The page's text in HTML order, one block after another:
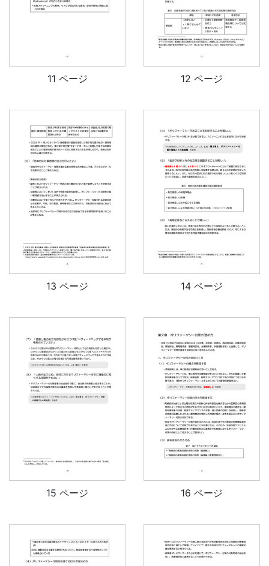
11 ページ 12 ページ
13 ページ 14 ページ
15 ページ 16 ページ